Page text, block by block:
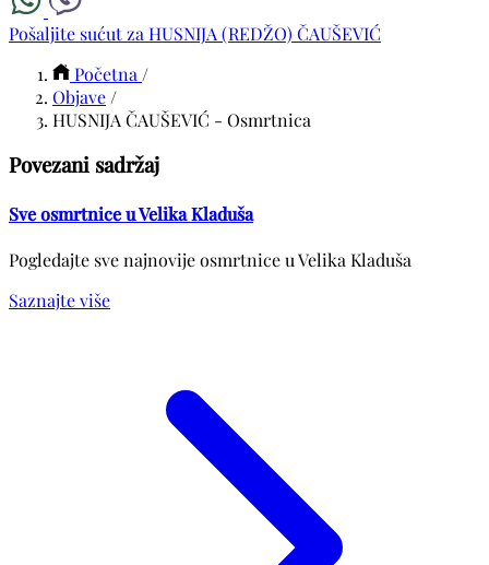
Pošaljite sućut za HUSNIJA (REDŽO) ČAUŠEVIĆ
Početna /
Objave /
HUSNIJA ČAUŠEVIĆ - Osmrtnica
Povezani sadržaj
Sve osmrtnice u Velika Kladuša
Pogledajte sve najnovije osmrtnice u Velika Kladuša
Saznajte više